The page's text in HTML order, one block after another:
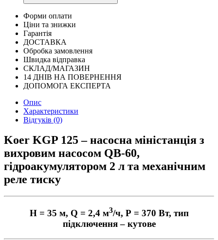
Форми оплати
Ціни та знижки
Гарантія
ДОСТАВКА
Обробка замовлення
Швидка відправка
СКЛАД/МАГАЗИН
14 ДНІВ НА ПОВЕРНЕННЯ
ДОПОМОГА ЕКСПЕРТА
Опис
Характеристики
Відгуків (0)
Koer KGP 125 – насосна міністанція з
вихровим насосом QB-60,
гідроакумулятором 2 л та механічним
реле тиску
Н = 35 м, Q = 2,4 м3/ч, Р = 370 Вт, тип
підключення – кутове